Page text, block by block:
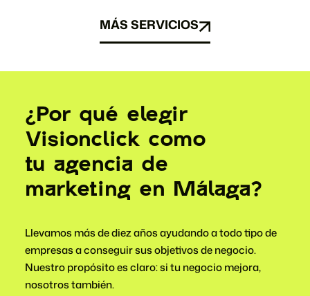
¿Por qué elegir
Visionclick como
tu agencia de
marketing en Málaga?
Llevamos más de diez años ayudando a todo tipo de
empresas a conseguir sus objetivos de negocio.
Nuestro propósito es claro: si tu negocio mejora,
nosotros también.